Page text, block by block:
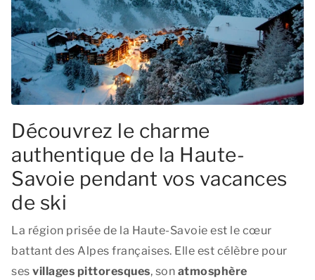
Découvrez le charme
authentique de la Haute-
Savoie pendant vos vacances
de ski
La région prisée de la Haute-Savoie est le cœur
battant des Alpes françaises. Elle est célèbre pour
ses villages pittoresques, son atmosphère